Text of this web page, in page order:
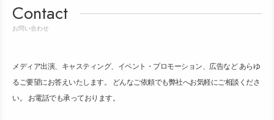
Contact
お問い合わせ
メディア出演、キャスティング、イベント・プロモーション、広告など あらゆ
るご要望にお答えいたします。 どんなご依頼でも弊社へお気軽にご相談くださ
い。 お電話でも承っております。